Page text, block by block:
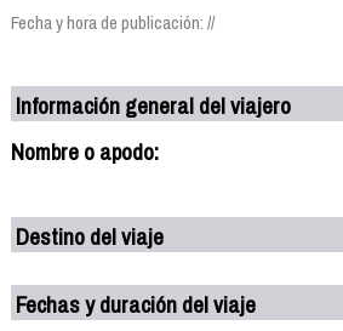
Fecha y hora de publicación: //
Información general del viajero
Nombre o apodo:
Destino del viaje
Fechas y duración del viaje